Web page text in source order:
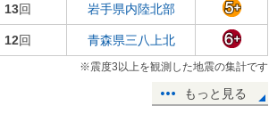
13回 岩手県内陸北部
12回 青森県三八上北
※震度3以上を観測した地震の集計です
もっと見る